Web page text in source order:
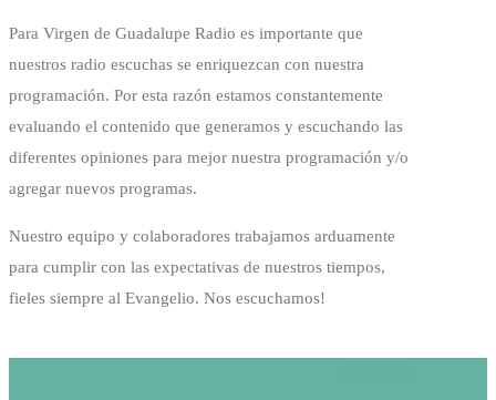
Para Virgen de Guadalupe Radio es importante que
nuestros radio escuchas se enriquezcan con nuestra
programación. Por esta razón estamos constantemente
evaluando el contenido que generamos y escuchando las
diferentes opiniones para mejor nuestra programación y/o
agregar nuevos programas.
Nuestro equipo y colaboradores trabajamos arduamente
para cumplir con las expectativas de nuestros tiempos,
fieles siempre al Evangelio. Nos escuchamos!